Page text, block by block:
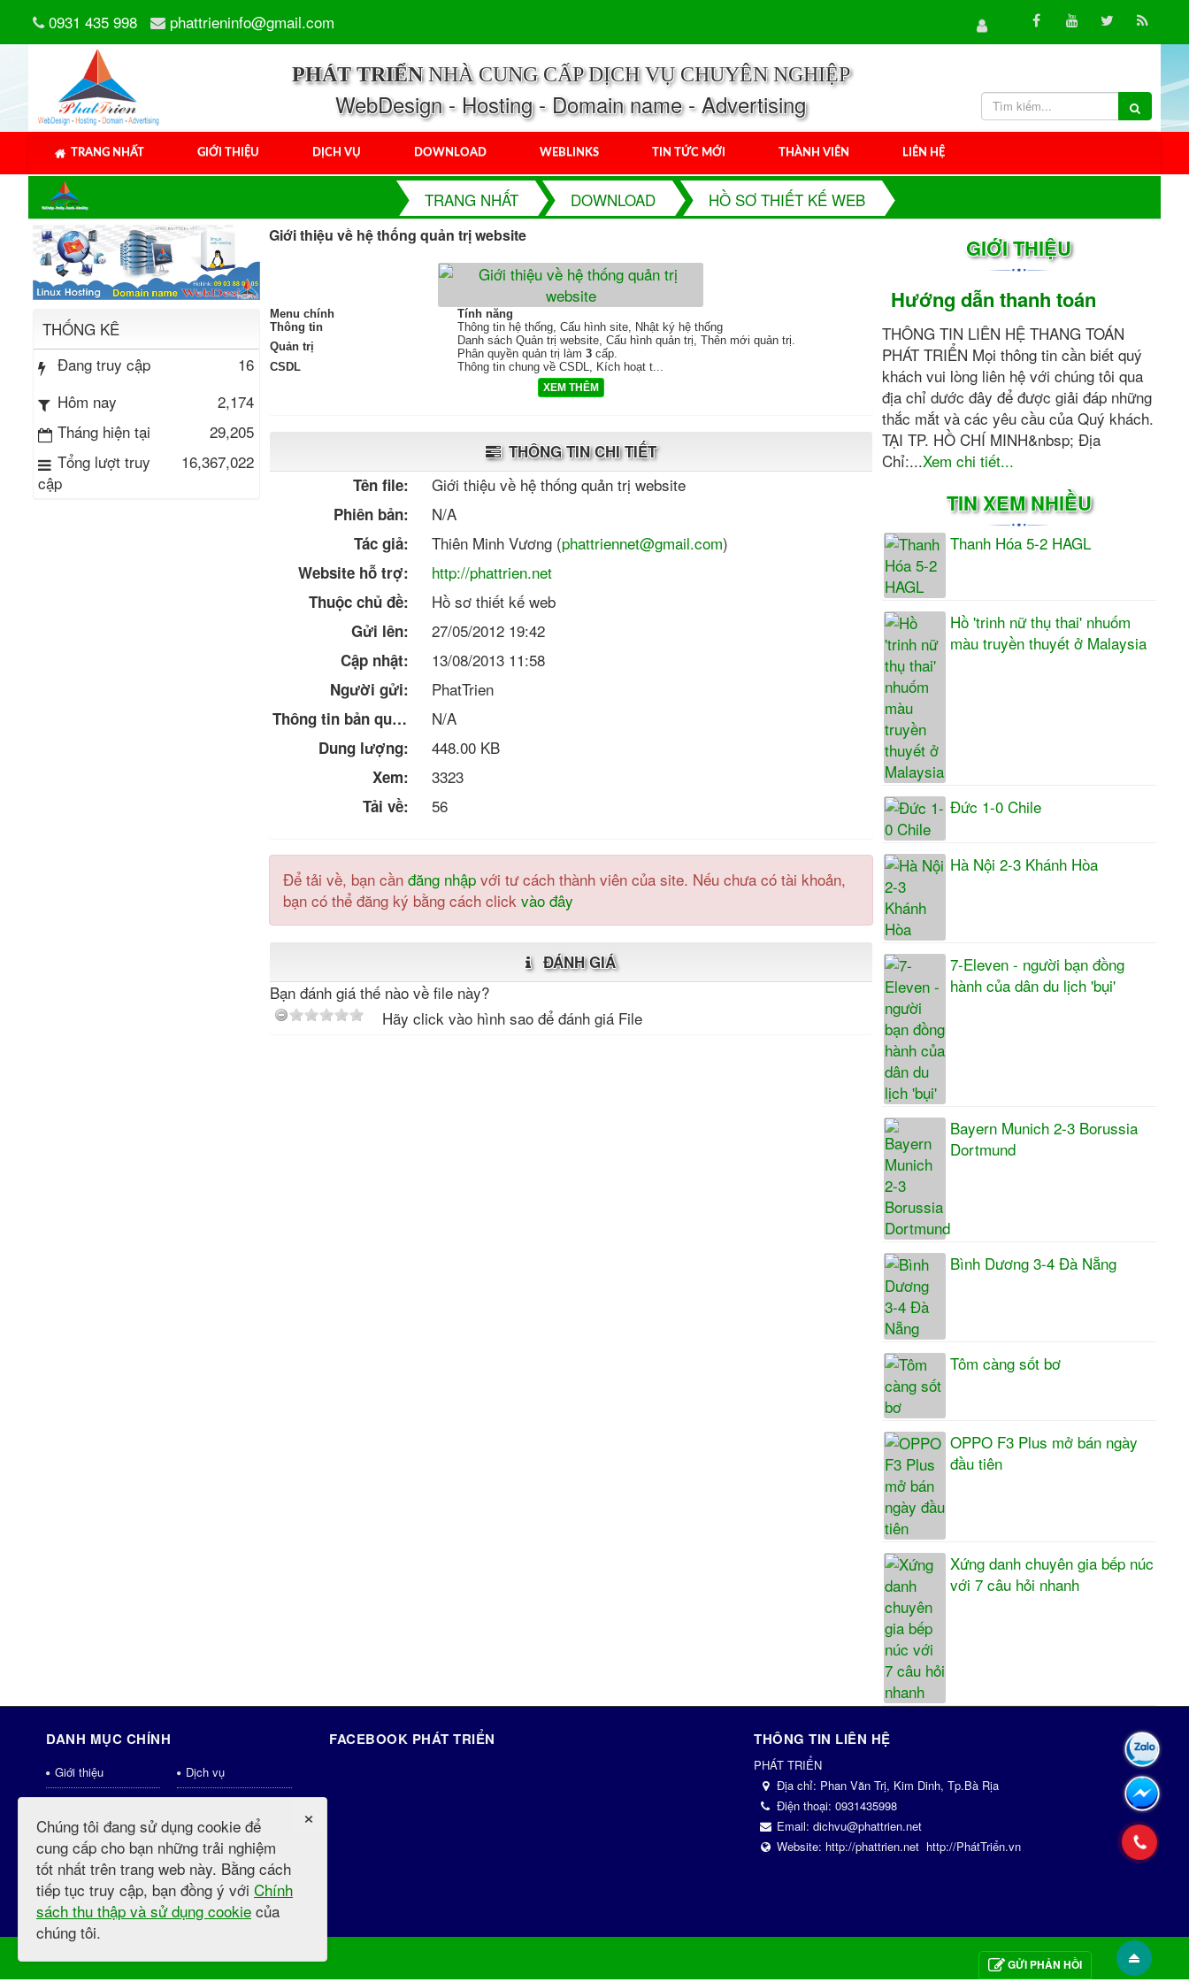
0931 435 998 phattrieninfo@gmail.com
PHÁT TRIỂNNHÀ CUNG CẤP DỊCH VỤ CHUYÊN NGHIỆP
WebDesign - Hosting - Domain name - Advertising
TRANG NHẤT GIỚI THIỆU DỊCH VỤ DOWNLOAD WEBLINKS TIN TỨC MỚI THÀNH VIÊN LIÊN HỆ
TRANG NHẤT DOWNLOAD HỒ SƠ THIẾT KẾ WEB
Giới thiệu về hệ thống quản trị website
Menu chính
Tính năng
Thông tin
Thông tin hệ thống, Cấu hình site, Nhật ký hệ thống
Quản trị
Danh sách Quản trị website, Cấu hình quản trị, Thên mới quản trị.
Phân quyền quản trị làm 3cấp.
CSDL
Thông tin chung về CSDL, Kích hoạt t...
XEM THÊM
THÔNG TIN CHI TIẾT
Tên file:
Giới thiệu về hệ thống quản trị website
Phiên bản: N/A
Tác giả: Thiên Minh Vương (phattriennet@gmail.com)
Website hỗ trợ: http://phattrien.net
Thuộc chủ đề: Hồ sơ thiết kế web
Gửi lên: 27/05/2012 19:42
Cập nhật: 13/08/2013 11:58
Người gửi: PhatTrien
Thông tin bản quyền: N/A
Dung lượng: 448.00 KB
Xem: 3323
Tải về: 56
Để tải về, bạn cần đăng nhậpvới tư cách thành viên của site. Nếu chưa có tài khoản,
bạn có thể đăng ký bằng cách click vào đây
ĐÁNH GIÁ
Bạn đánh giá thế nào về file này?
Hãy click vào hình sao để đánh giá File
GIỚI THIỆU
Hướng dẫn thanh toán
THÔNG TIN LIÊN HỆ THANG TOÁN
PHÁT TRIỂN Mọi thông tin cần biết quý
khách vui lòng liên hệ với chúng tôi qua
địa chỉ dước đây để được giải đáp những
thắc mắt và các yêu cầu của Quý khách.
TẠI TP. HỒ CHÍ MINH&nbsp; Địa
Chỉ:...Xem chi tiết...
TIN XEM NHIỀU
Thanh Hóa 5-2 HAGL
Hồ 'trinh nữ thụ thai' nhuốm
màu truyền thuyết ở Malaysia
Đức 1-0 Chile
Hà Nội 2-3 Khánh Hòa
7-Eleven - người bạn đồng
hành của dân du lịch 'bụi'
Bayern Munich 2-3 Borussia
Dortmund
Bình Dương 3-4 Đà Nẵng
Tôm càng sốt bơ
OPPO F3 Plus mở bán ngày
đầu tiên
Xứng danh chuyên gia bếp núc
với 7 câu hỏi nhanh
THỐNG KÊ
Đang truy cập
16
Hôm nay
2,174
Tháng hiện tại
29,205
Tổng lượt truy
cập
16,367,022
DANH MỤC CHÍNH
Giới thiệu
Dịch vụ
Liên hệ
Thống kê
Download
Shops
weblinks
Tin tức mới
Videos
FACEBOOK PHÁT TRIỂN THÔNG TIN LIÊN HỆ
PHÁT TRIỂN
Địa chỉ: Phan Văn Trị, Kim Dinh, Tp.Bà Rịa
Điện thoại: 0931435998
Email: dichvu@phattrien.net
Website: http://phattrien.net http://PhátTriển.vn
Điều khoản sử dụng
×
Chúng tôi đang sử dụng cookie để
cung cấp cho bạn những trải nghiệm
tốt nhất trên trang web này. Bằng cách
tiếp tục truy cập, bạn đồng ý với Chính
sách thu thập và sử dụng cookie của
chúng tôi.
GỬI PHẢN HỒI